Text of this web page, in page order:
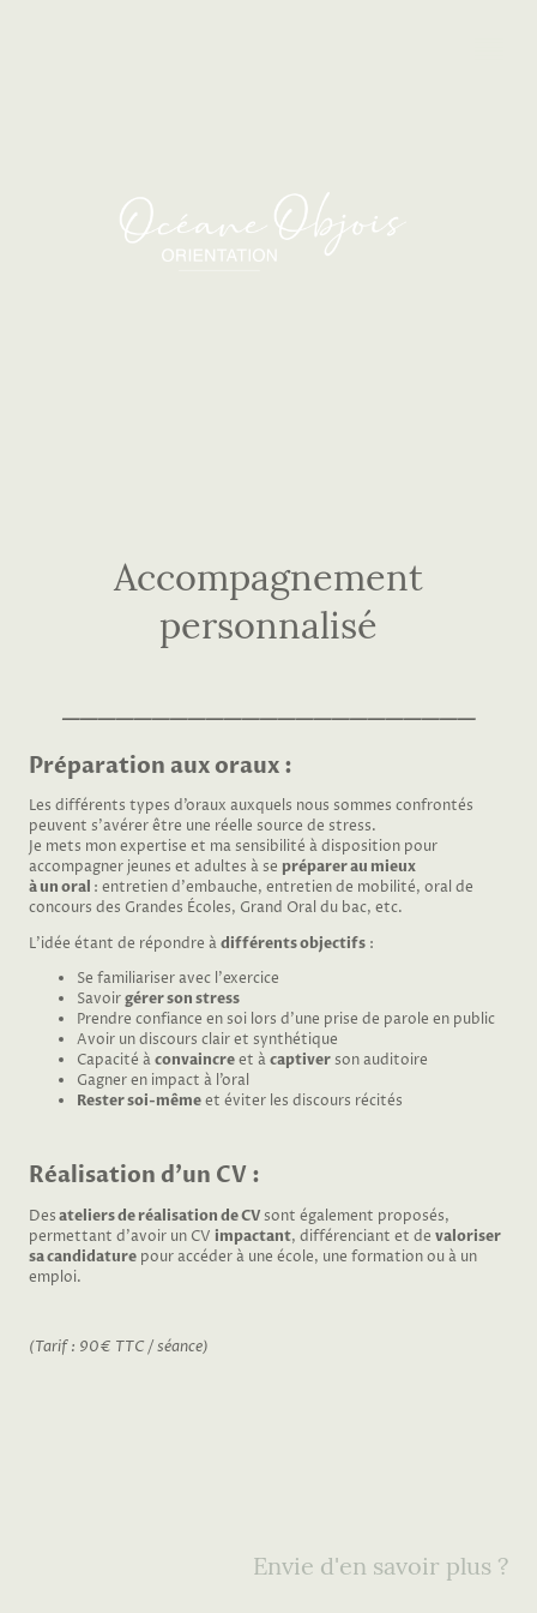
Accompagnement
personnalisé
Préparation aux oraux :
Les différents types d’oraux auxquels nous sommes confrontés
peuvent s’avérer être une réelle source de stress.
Je mets mon expertise et ma sensibilité à disposition pour
accompagner jeunes et adultes à se préparer au mieux
à un oral : entretien d’embauche, entretien de mobilité, oral de
concours des Grandes Écoles, Grand Oral du bac, etc.
L’idée étant de répondre àdifférents objectifs :
Se familiariser avec l’exercice
Savoirgérer son stress
Prendre confiance en soi lors d’une prise de parole en public
Avoir un discours clair et synthétique
Capacité àconvaincreet àcaptiverson auditoire
Gagner en impact à l’oral
Rester soi-mêmeet éviter les discours récités
Réalisation d’un CV :
Desateliers de réalisation de CVsont également proposés,
permettant d'avoir un CV impactant, différenciant et de valoriser
sa candidature pour accéder à une école, une formation ou à un
emploi.
(Tarif : 90€ TTC / séance)
Envie d'en savoir plus ?